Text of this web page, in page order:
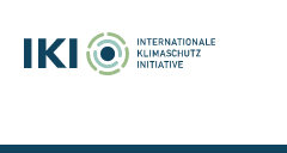
Hauptinhalt
springen
Suche
springen
Hauptnavigation
springen